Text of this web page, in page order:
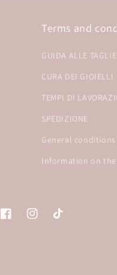
Terms and
GUIDA ALLE TAGLIE
CURA DEI GIOIELLI
TEMPI DI
SPEDIZIONE
General conditions
Information on
FacebookInstagramTikTok